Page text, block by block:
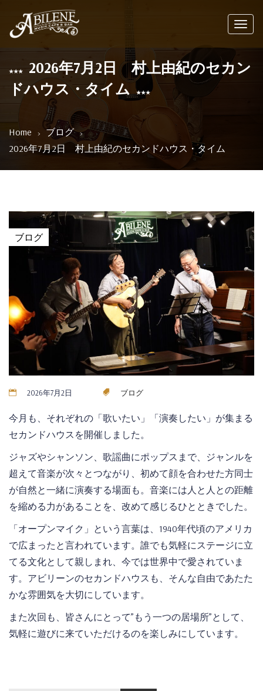
2026年7月2日 村上由紀のセカン
ドハウス・タイム
Home
ブログ
2026年7月2日 村上由紀のセカンドハウス・タイム
ブログ
2026年7月2日 ブログ
今月も、それぞれの「歌いたい」「演奏したい」が集まる
セカンドハウスを開催しました。
ジャズやシャンソン、歌謡曲にポップスまで、ジャンルを
超えて音楽が次々とつながり、初めて顔を合わせた方同士
が自然と一緒に演奏する場面も。音楽には人と人との距離
を縮める力があることを、改めて感じるひとときでした。
「オープンマイク」という言葉は、1940年代頃のアメリカ
で広まったと言われています。誰でも気軽にステージに立
てる文化として親しまれ、今では世界中で愛されていま
す。アビリーンのセカンドハウスも、そんな自由であたた
かな雰囲気を大切にしています。
また次回も、皆さんにとって”もう一つの居場所”として、
気軽に遊びに来ていただけるのを楽しみにしています。